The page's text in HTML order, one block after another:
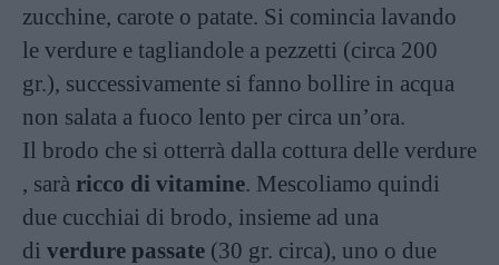
zucchine, carote o patate. Si comincia lavando
le verdure e tagliandole a pezzetti (circa 200
gr.), successivamente si fanno bollire in acqua
non salata a fuoco lento per circa un’ora.
Il brodo che si otterrà dalla cottura delle verdure
, sarà ricco di vitamine. Mescoliamo quindi
due cucchiai di brodo, insieme ad una
di verdure passate (30 gr. circa), uno o due